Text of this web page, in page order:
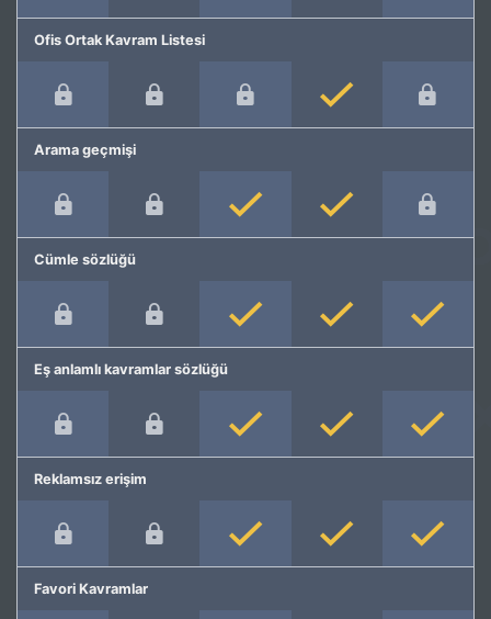
Ofis Ortak Kavram Listesi
Arama geçmişi
Cümle sözlüğü
Eş anlamlı kavramlar sözlüğü
Reklamsız erişim
Favori Kavramlar